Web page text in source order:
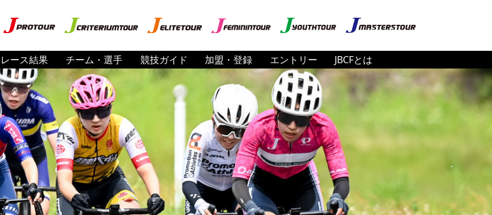
レース結果 チーム・選手 競技ガイド 加盟・登録 エントリー JBCFとは